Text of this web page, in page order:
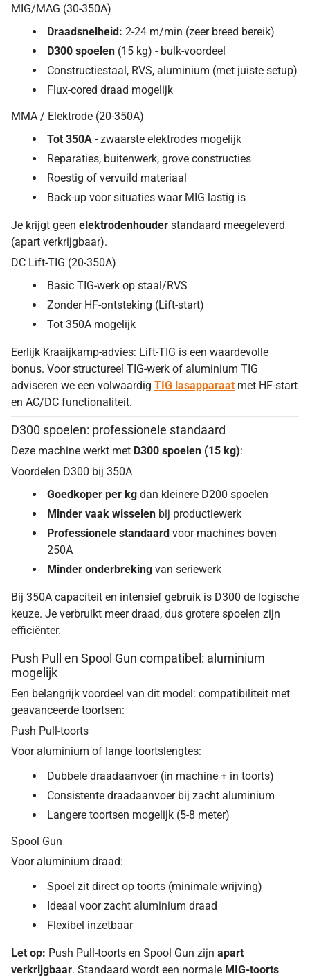
MIG/MAG (30-350A)
Draadsnelheid: 2-24 m/min (zeer breed bereik)
D300 spoelen (15 kg) - bulk-voordeel
Constructiestaal, RVS, aluminium (met juiste setup)
Flux-cored draad mogelijk
MMA / Elektrode (20-350A)
Tot 350A - zwaarste elektrodes mogelijk
Reparaties, buitenwerk, grove constructies
Roestig of vervuild materiaal
Back-up voor situaties waar MIG lastig is
Je krijgt geen elektrodenhouder standaard meegeleverd
(apart verkrijgbaar).
DC Lift-TIG (20-350A)
Basic TIG-werk op staal/RVS
Zonder HF-ontsteking (Lift-start)
Tot 350A mogelijk
Eerlijk Kraaijkamp-advies: Lift-TIG is een waardevolle
bonus. Voor structureel TIG-werk of aluminium TIG
adviseren we een volwaardig TIG lasapparaat met HF-start
en AC/DC functionaliteit.
D300 spoelen: professionele standaard
Deze machine werkt met D300 spoelen (15 kg):
Voordelen D300 bij 350A
Goedkoper per kg dan kleinere D200 spoelen
Minder vaak wisselen bij productiewerk
Professionele standaard voor machines boven
250A
Minder onderbreking van seriewerk
Bij 350A capaciteit en intensief gebruik is D300 de logische
keuze. Je verbruikt meer draad, dus grotere spoelen zijn
efficiënter.
Push Pull en Spool Gun compatibel: aluminium
mogelijk
Een belangrijk voordeel van dit model: compatibiliteit met
geavanceerde toortsen:
Push Pull-toorts
Voor aluminium of lange toortslengtes:
Dubbele draadaanvoer (in machine + in toorts)
Consistente draadaanvoer bij zacht aluminium
Langere toortsen mogelijk (5-8 meter)
Spool Gun
Voor aluminium draad:
Spoel zit direct op toorts (minimale wrijving)
Ideaal voor zacht aluminium draad
Flexibel inzetbaar
Let op: Push Pull-toorts en Spool Gun zijn apart
verkrijgbaar. Standaard wordt een normale MIG-toorts